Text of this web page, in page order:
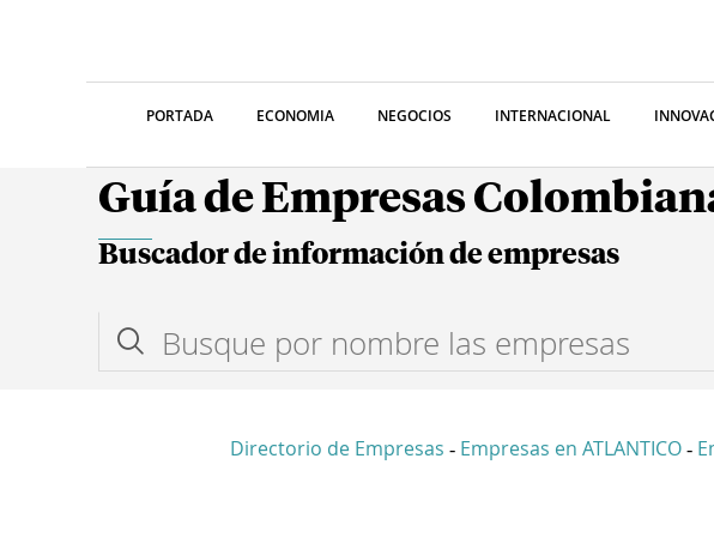
PORTADA ECONOMIA NEGOCIOS INTERNACIONAL
Guía de Empresas
Buscador de información de empresas
Directorio de Empresas - Empresas en ATLANTICO -